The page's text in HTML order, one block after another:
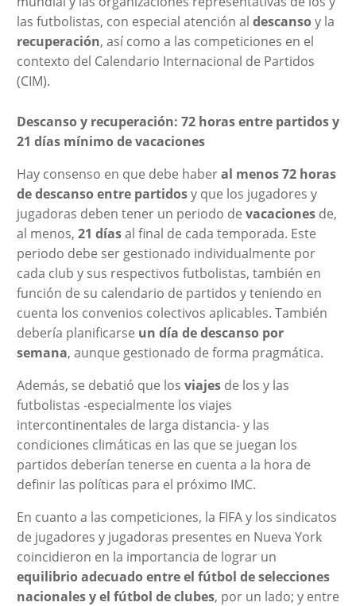
las futbolistas, con especial atención al descansoy la
recuperación, así como a las competiciones en el
contexto del Calendario Internacional de Partidos
(CIM).
Descanso y recuperación: 72 horas entre partidos y
21 días mínimo de vacaciones
Hay consenso en que debe haberal menos 72 horas
de descanso entre partidosy que los jugadores y
jugadoras deben tener un periodo de vacaciones de,
al menos, 21 díasal final de cada temporada. Este
periodo debe ser gestionado individualmente por
cada club y sus respectivos futbolistas, también en
función de su calendario de partidos y teniendo en
cuenta los convenios colectivos aplicables. También
debería planificarse un día de descanso por
semana, aunque gestionado de forma pragmática.
Además, se debatió que los viajes de los y las
futbolistas -especialmente los viajes
intercontinentales de larga distancia- y las
condiciones climáticas en las que se juegan los
partidos deberían tenerse en cuenta a la hora de
definir las políticas para el próximo IMC.
En cuanto a las competiciones, la FIFA y los sindicatos
de jugadores y jugadoras presentes en Nueva York
coincidieron en la importancia de lograr un
equilibrio adecuado entre el fútbol de selecciones
nacionales y el fútbol de clubes, por un lado; y entre